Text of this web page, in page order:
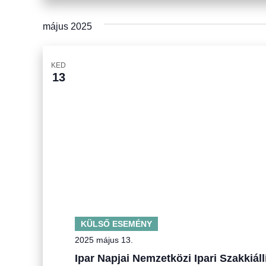
május 2025
KED
13
Ipar Napjai Nemzetközi Ipari
2025 május 13.
KÜLSŐ ESEMÉNY